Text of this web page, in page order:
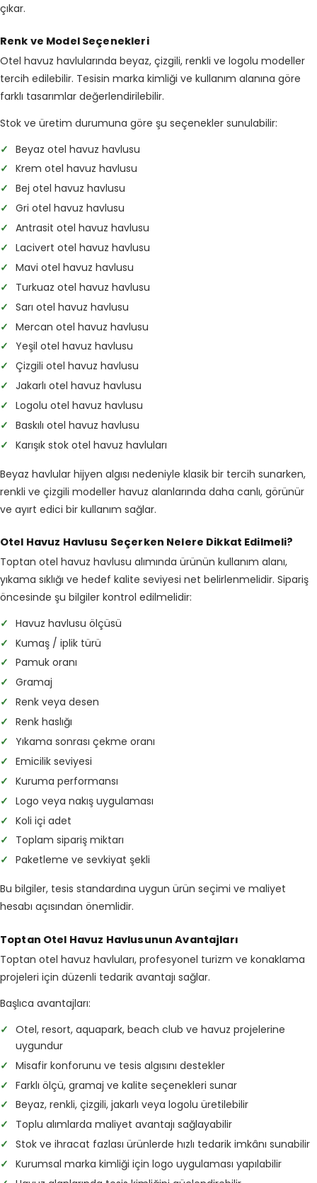
çıkar.
Renk ve Model Seçenekleri
Otel havuz havlularında beyaz, çizgili, renkli ve logolu modeller
tercih edilebilir. Tesisin marka kimliği ve kullanım alanına göre
farklı tasarımlar değerlendirilebilir.
Stok ve üretim durumuna göre şu seçenekler sunulabilir:
✓
Beyaz otel havuz havlusu
✓
Krem otel havuz havlusu
✓
Bej otel havuz havlusu
✓
Gri otel havuz havlusu
✓
Antrasit otel havuz havlusu
✓
Lacivert otel havuz havlusu
✓
Mavi otel havuz havlusu
✓
Turkuaz otel havuz havlusu
✓
Sarı otel havuz havlusu
✓
Mercan otel havuz havlusu
✓
Yeşil otel havuz havlusu
✓
Çizgili otel havuz havlusu
✓
Jakarlı otel havuz havlusu
✓
Logolu otel havuz havlusu
✓
Baskılı otel havuz havlusu
✓
Karışık stok otel havuz havluları
Beyaz havlular hijyen algısı nedeniyle klasik bir tercih sunarken,
renkli ve çizgili modeller havuz alanlarında daha canlı, görünür
ve ayırt edici bir kullanım sağlar.
Otel Havuz Havlusu Seçerken Nelere Dikkat Edilmeli?
Toptan otel havuz havlusu alımında ürünün kullanım alanı,
yıkama sıklığı ve hedef kalite seviyesi net belirlenmelidir. Sipariş
öncesinde şu bilgiler kontrol edilmelidir:
✓
Havuz havlusu ölçüsü
✓
Kumaş / iplik türü
✓
Pamuk oranı
✓
Gramaj
✓
Renk veya desen
✓
Renk haslığı
✓
Yıkama sonrası çekme oranı
✓
Emicilik seviyesi
✓
Kuruma performansı
✓
Logo veya nakış uygulaması
✓
Koli içi adet
✓
Toplam sipariş miktarı
✓
Paketleme ve sevkiyat şekli
Bu bilgiler, tesis standardına uygun ürün seçimi ve maliyet
hesabı açısından önemlidir.
Toptan Otel Havuz Havlusunun Avantajları
Toptan otel havuz havluları, profesyonel turizm ve konaklama
projeleri için düzenli tedarik avantajı sağlar.
Başlıca avantajları:
✓
Otel, resort, aquapark, beach club ve havuz projelerine
uygundur
✓
Misafir konforunu ve tesis algısını destekler
✓
Farklı ölçü, gramaj ve kalite seçenekleri sunar
✓
Beyaz, renkli, çizgili, jakarlı veya logolu üretilebilir
✓
Toplu alımlarda maliyet avantajı sağlayabilir
✓
Stok ve ihracat fazlası ürünlerde hızlı tedarik imkânı sunabilir
✓
Kurumsal marka kimliği için logo uygulaması yapılabilir